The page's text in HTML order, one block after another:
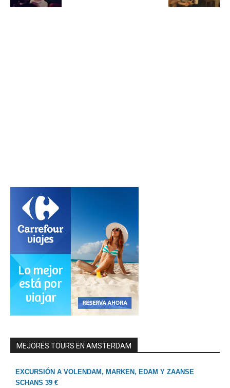
MEJORES TOURS EN AMSTERDAM
EXCURSIÓN A VOLENDAM, MARKEN, EDAM Y ZAANSE
SCHANS 39 €